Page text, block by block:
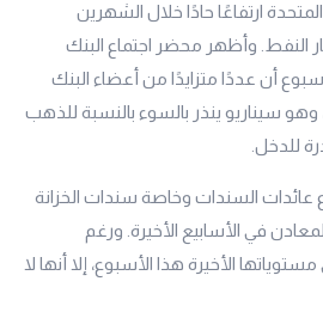
ارتفاعًا حادًا خلال الشهرين
النفط. وأظهر محضر اجتماع البنك
أن عددًا متزايدًا من أعضاء البنك
وهو سيناريو ينذر بالسوء بالنسبة للذهب
للدخل.
السندات وخاصة سندات الخزانة
في الأسابيع الأخيرة. ورغم
الأخيرة هذا الأسبوع، إلا أنها لا